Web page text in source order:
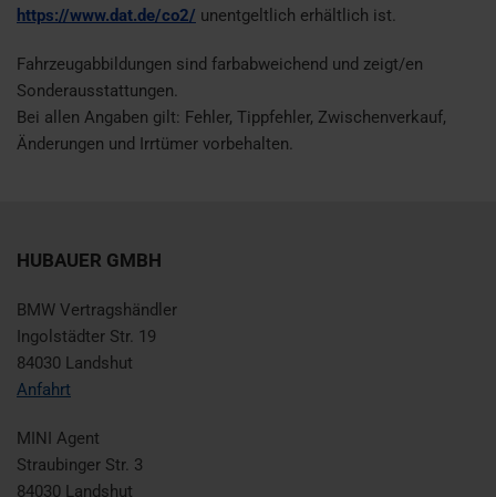
https://www.dat.de/co2/ unentgeltlich erhältlich ist.
Fahrzeugabbildungen sind farbabweichend und zeigt/en
Sonderausstattungen.
Bei allen Angaben gilt: Fehler, Tippfehler, Zwischenverkauf,
Änderungen und Irrtümer vorbehalten.
HUBAUER GMBH
BMW Vertragshändler
Ingolstädter Str. 19
84030 Landshut
Anfahrt
MINI Agent
Straubinger Str. 3
84030 Landshut